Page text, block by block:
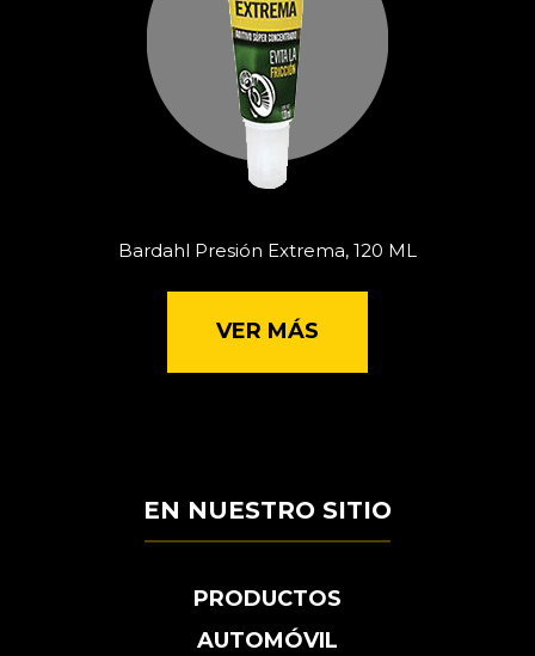
Bardahl Presión Extrema, 120 ML
VER MÁS
EN NUESTRO SITIO
PRODUCTOS
AUTOMÓVIL